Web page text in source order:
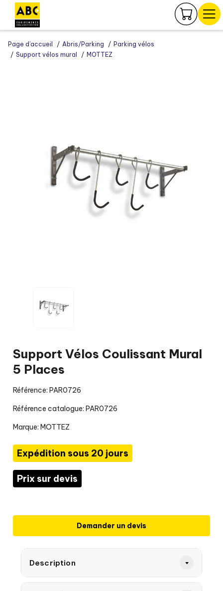
Page d’accueil Abris/Parking
Parking vélos
Support vélos mural
MOTTEZ
Support Vélos Coulissant Mural
5 Places
Référence: PAR0726
Référence catalogue: PAR0726
Marque: MOTTEZ
Expédition sous 20 jours
Prix sur devis
Demander un devis
Description
Panneau de gestion des cookies